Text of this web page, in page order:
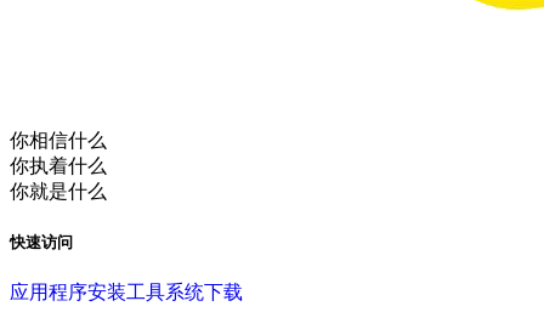
你相信什么
你执着什么
你就是什么
快速访问
应用程序安装工具系统下载